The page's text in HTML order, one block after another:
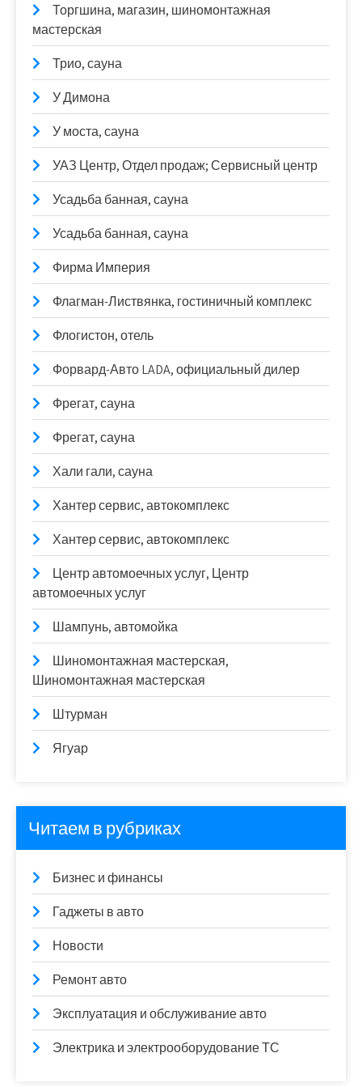
Торгшина, магазин, шиномонтажная
мастерская
Трио, сауна
У Димона
У моста, сауна
УАЗ Центр, Отдел продаж; Сервисный центр
Усадьба банная, сауна
Усадьба банная, сауна
Фирма Империя
Флагман-Листвянка, гостиничный комплекс
Флогистон, отель
Форвард-Авто LADA, официальный дилер
Фрегат, сауна
Фрегат, сауна
Хали гали, сауна
Хантер сервис, автокомплекс
Хантер сервис, автокомплекс
Центр автомоечных услуг, Центр
автомоечных услуг
Шампунь, автомойка
Шиномонтажная мастерская,
Шиномонтажная мастерская
Штурман
Ягуар
Читаем в рубриках
Бизнес и финансы
Гаджеты в авто
Новости
Ремонт авто
Эксплуатация и обслуживание авто
Электрика и электрооборудование ТС